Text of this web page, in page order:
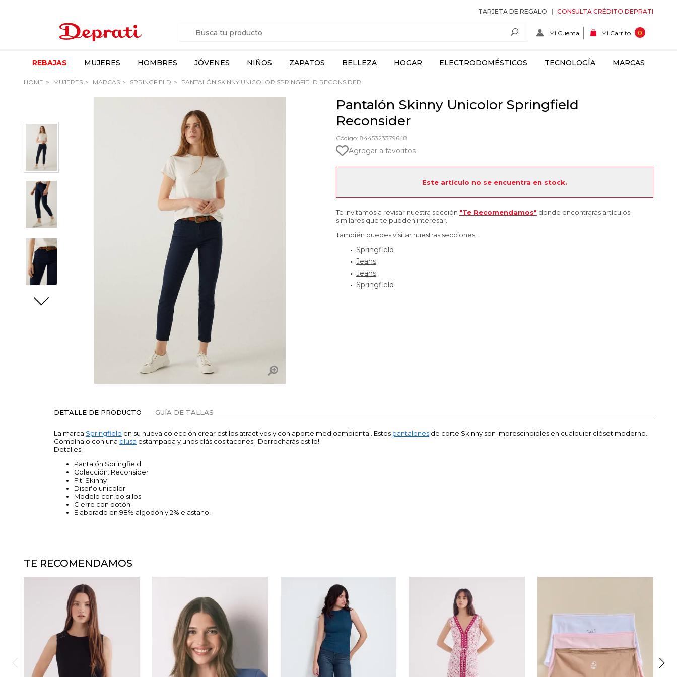
TARJETA DE REGALO CONSULTA CRÉDITO DEPRATI
Mi Cuenta Mi Carrito 0
REBAJAS MUJERES HOMBRES JÓVENES NIÑOS ZAPATOS BELLEZA HOGAR ELECTRODOMÉSTICOS TECNOLOGÍA MARCAS
HOME MUJERES MARCAS SPRINGFIELD PANTALÓN SKINNY UNICOLOR SPRINGFIELD RECONSIDER
Pantalón Skinny Unicolor Springfield
Reconsider
Código: 8445323379648
Agregar a favoritos
Este artículo no se encuentra en stock.
Te invitamos a revisar nuestra sección "Te Recomendamos" donde encontrarás artículos
similares que te pueden interesar.
También puedes visitar nuestras secciones:
Springfield
Jeans
Jeans
Springfield
DETALLE DE PRODUCTO GUÍA DE TALLAS
La marca Springfield en su nueva colección crear estilos atractivos y con aporte medioambiental. Estos pantalones de corte Skinny son imprescindibles en cualquier clóset moderno.
Combínalo con una blusa estampada y unos clásicos tacones. ¡Derrocharás estilo!
Detalles:
Pantalón Springfield
Colección: Reconsider
Fit: Skinny
Diseño unicolor
Modelo con bolsillos
Cierre con botón
Elaborado en 98% algodón y 2% elastano.
TE RECOMENDAMOS